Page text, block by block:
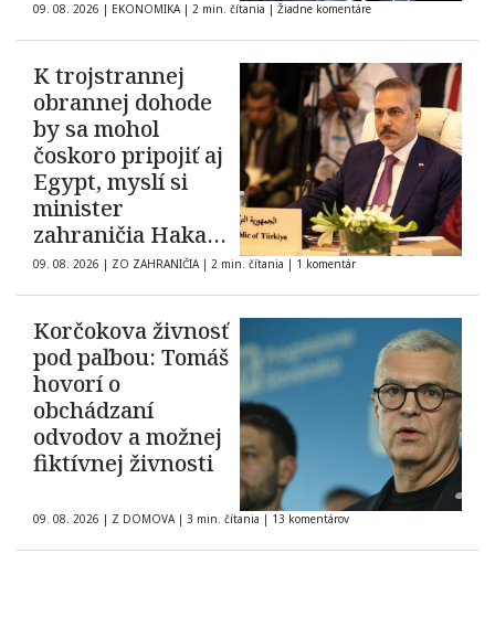
09. 08. 2026 | EKONOMIKA | 2 min. čítania | Žiadne komentáre
K trojstrannej
obrannej dohode
by sa mohol
čoskoro pripojiť aj
Egypt, myslí si
minister
zahraničia Hakan
Fidan
09. 08. 2026 | ZO ZAHRANIČIA | 2 min. čítania | 1 komentár
Korčokova živnosť
pod paľbou: Tomáš
hovorí o
obchádzaní
odvodov a možnej
fiktívnej živnosti
09. 08. 2026 | Z DOMOVA | 3 min. čítania | 13 komentárov